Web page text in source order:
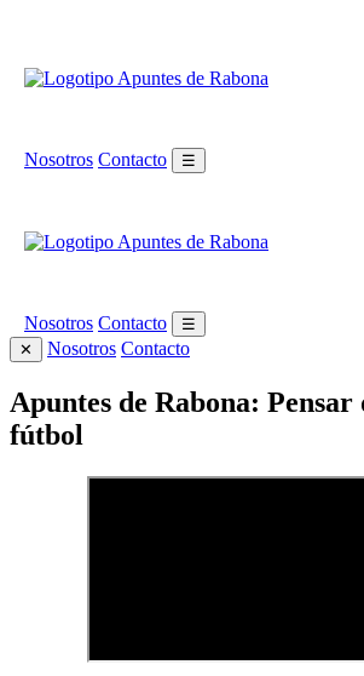
Nosotros Contacto ☰
Nosotros Contacto
☰
✕
Nosotros Contacto
Apuntes de Rabona: Pensar
fútbol